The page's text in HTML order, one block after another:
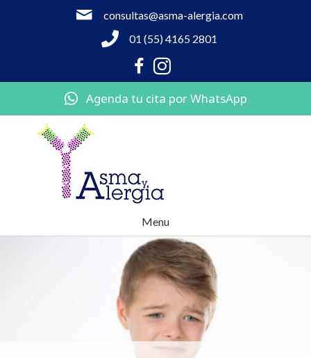
consultas@asma-alergia.com
01 (55) 4165 2801
Agenda tu cita por WhatsApp
Menu